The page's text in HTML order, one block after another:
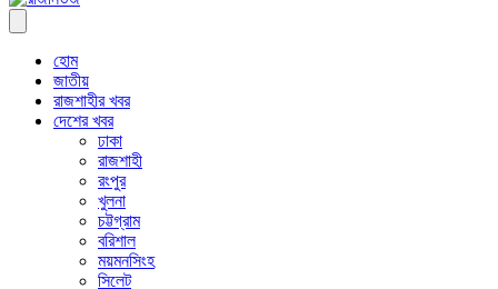
হোম
জাতীয়
রাজশাহীর খবর
দেশের খবর
ঢাকা
রাজশাহী
রংপুর
খুলনা
চট্টগ্রাম
বরিশাল
ময়মনসিংহ
সিলেট